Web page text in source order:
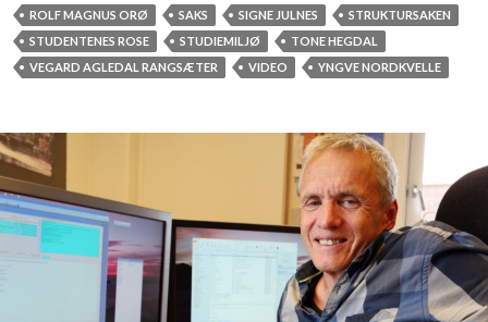
k
u
s
t
u
d
ROLF MAGNUS ORØ
SAKS SIGNE JULNES
STRUKTURSAKEN
STUDENTENES ROSE
STUDIEMILJØ
TONE HEGDAL
VEGARD AGLEDAL RANGSÆTER
VIDEO YNGVE NORDKVELLE